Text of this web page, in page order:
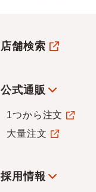
店舗検索
公式通販
1つから注文
大量注文
採用情報